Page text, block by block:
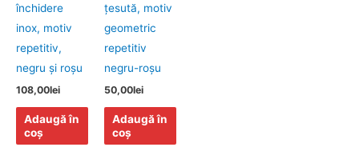
închidere
inox, motiv
repetitiv,
negru şi roşu
108,00lei
Adaugă în
coș
ţesută, motiv
geometric
repetitiv
negru-roşu
50,00lei
Adaugă în
coș